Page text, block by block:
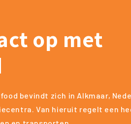
op met
bevindt zich in Alkmaar,
Van hieruit regelt een